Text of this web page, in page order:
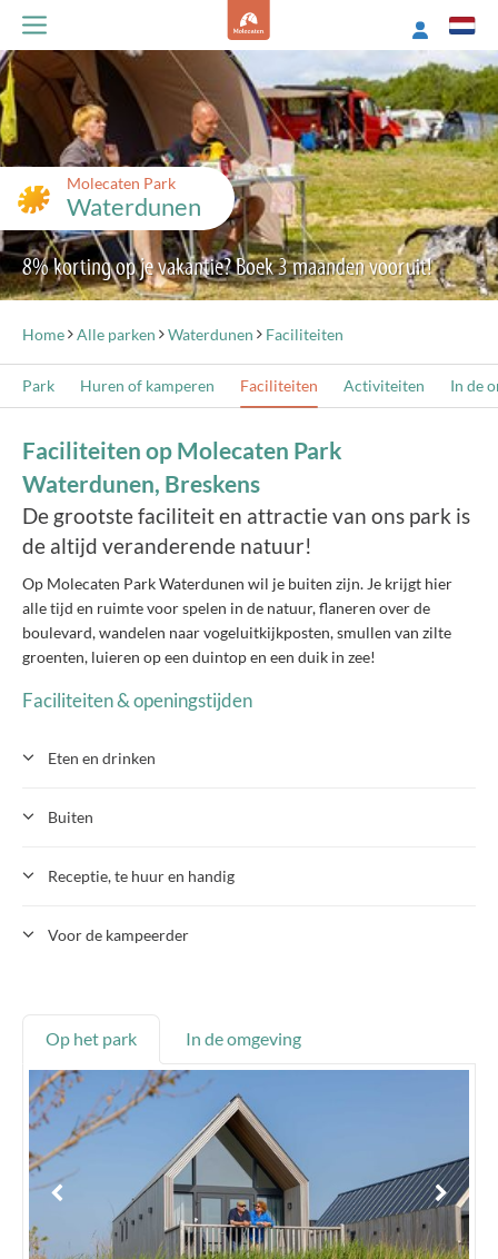
Molecaten Park
Waterdunen
8% korting op je vakantie? Boek 3 maanden vooruit!
Home Alle parken Waterdunen Faciliteiten
Park Huren of kamperen Faciliteiten Activiteiten In de
Faciliteiten op Molecaten Park
Waterdunen, Breskens
De grootste faciliteit en attractie van ons park is
de altijd veranderende natuur!
Op Molecaten Park Waterdunen wil je buiten zijn. Je krijgt hier
alle tijd en ruimte voor spelen in de natuur, flaneren over de
boulevard, wandelen naar vogeluitkijkposten, smullen van zilte
groenten, luieren op een duintop en een duik in zee!
Faciliteiten & openingstijden
Eten en drinken
Buiten
Receptie, te huur en handig
Voor de kampeerder
Op het park In de omgeving